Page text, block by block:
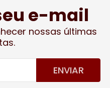
e-mail
nossas últimas
ENVIAR